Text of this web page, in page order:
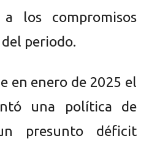
los compromisos
periodo.
en enero de 2025 el
una política de
presunto déficit